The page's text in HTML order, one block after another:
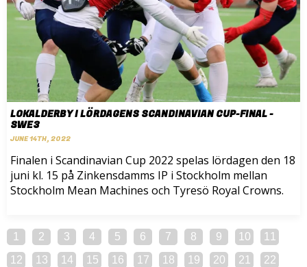
LOKALDERBY I LÖRDAGENS SCANDINAVIAN CUP-FINAL -
SWE3
JUNE 14TH, 2022
Finalen i Scandinavian Cup 2022 spelas lördagen den 18
juni kl. 15 på Zinkensdamms IP i Stockholm mellan
Stockholm Mean Machines och Tyresö Royal Crowns.
1 2 3 4 5 6 7 8 9 10
11
12
13 14 15 16 17 18 19 20 21
22